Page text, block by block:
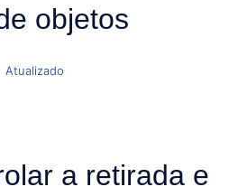
objetos
Atualizado
a retirada e